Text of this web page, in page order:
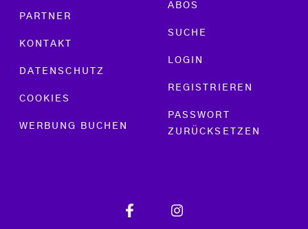
PARTNER
KONTAKT
DATENSCHUTZ
COOKIES
WERBUNG BUCHEN
ABOS
SUCHE
LOGIN
REGISTRIEREN
PASSWORT
ZURÜCKSETZEN